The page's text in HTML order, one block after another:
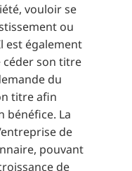
vouloir se
ou
est également
céder son titre
du
titre afin
bénéfice. La
de
pouvant
de